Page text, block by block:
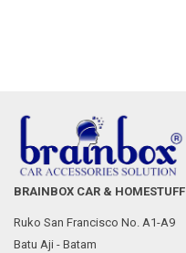
BRAINBOX CAR & HOMESTUFF
Ruko San Francisco No. A1-A9
Batu Aji - Batam